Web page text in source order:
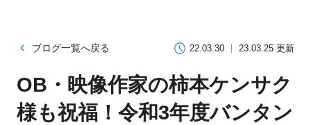
ブログ一覧へ戻る 22.03.30 23.03.25 更新
OB・映像作家の柿本ケンサク
様も祝福！令和3年度バンタン